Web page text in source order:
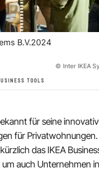
B.V.2024
© Inter IKEA
TOOLS
für seine
für
dasIKEA
auch Unternehmen